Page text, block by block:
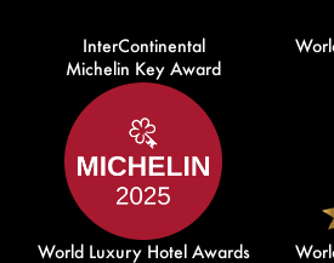
InterContinental
Michelin Key Award
World Luxury Hotel Awards